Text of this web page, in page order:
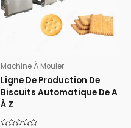
Machine À Mouler
Ligne De Production De
Biscuits Automatique De A
À Z